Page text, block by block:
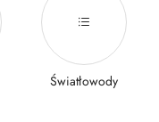
Światłowody